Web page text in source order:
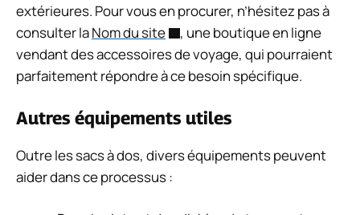
extérieures. Pour vous en procurer, n’hésitez pas à
consulter laNom du site
, une boutique en ligne
vendant des accessoires de voyage, qui pourraient
parfaitement répondre à ce besoin spécifique.
Autres équipements utiles
Outre les sacs à dos, divers équipements peuvent
aider dans ce processus :